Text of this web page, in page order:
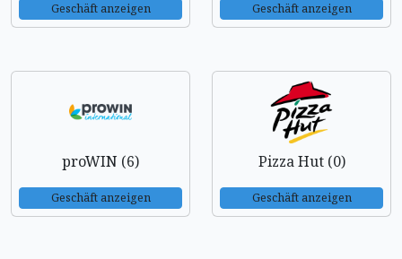
Geschäft anzeigen Geschäft anzeigen
proWIN (6)
Geschäft anzeigen
Pizza Hut (0)
Geschäft anzeigen